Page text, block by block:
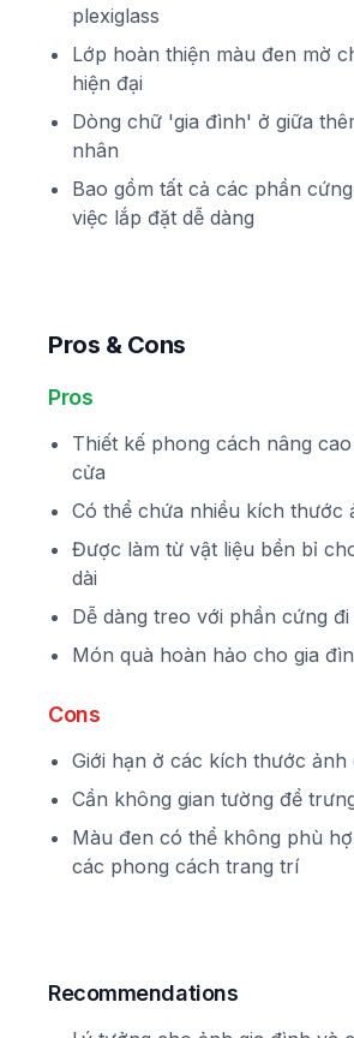
plexiglass
Lớp hoàn thiện màu đen mờ
hiện đại
Dòng chữ 'gia đình' ở giữa
nhân
Bao gồm tất cả các phần
việc lắp đặt dễ dàng
Pros & Cons
Pros
Thiết kế phong cách nâng
cửa
Có thể chứa nhiều kích thước
Được làm từ vật liệu bền bỉ
dài
Dễ dàng treo với phần cứng đi
Món quà hoàn hảo cho gia
Cons
Giới hạn ở các kích thước ảnh
Cần không gian tường để
Màu đen có thể không phù
các phong cách trang trí
Recommendations